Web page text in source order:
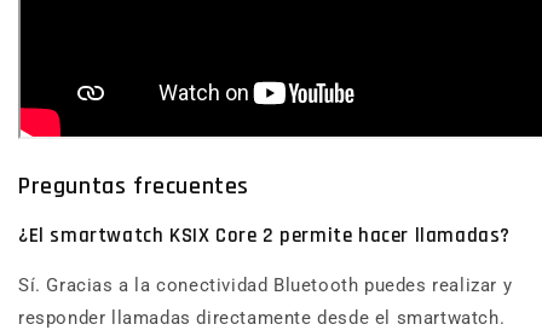
Preguntas frecuentes
¿El smartwatch KSIX Core 2 permite hacer llamadas?
Sí. Gracias a la conectividad Bluetooth puedes realizar y
responder llamadas directamente desde el smartwatch.